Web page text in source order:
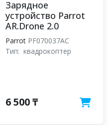
Зарядное
устройство Parrot
AR.Drone 2.0
Parrot PF070037AC
Тип: квадрокоптер
6 500 ₸